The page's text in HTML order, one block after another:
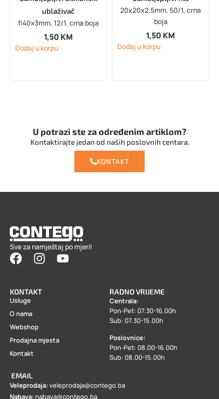
ublaživač
fi40x3mm, 12/1, crna boja
1,50 KM
Dodaj u korpu
20x20x2.5mm, 50/1, crna
boja
1,50 KM
Dodaj u korpu
U potrazi ste za određenim artiklom?
Kontaktirajte jedan od naših poslovnih centara.
KONTAKT
Sve za namještaj po mjeri!
KONTAKT
Usluge
O nama
Webshop
Prodajna mjesta
Kontakt
EMAIL
Veleprodaja: veleprodaja@contego.ba
Nabava: nabava@contego.ba
RADNO VRIJEME
Centrala:
Pon-Pet: 07.30-16.00h
Sub: 07.30-15.00h
Poslovnice:
Pon-Pet: 08.00-16.00h
Sub: 08.00-15.00h